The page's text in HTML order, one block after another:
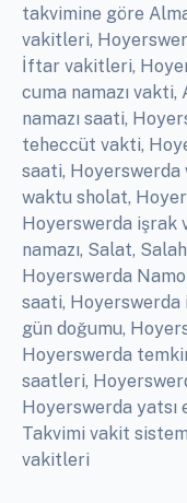
takvimine göre
vakitleri,
İftar vakitleri,
cuma namazı
namazı saati,
teheccüt vakti,
saati,
waktu sholat,
Hoyerswerda işrak
namazı, Salat,
Hoyerswerda
saati, Hoyerswerda
gün doğumu,
Hoyerswerda
saatleri,
Hoyerswerda yatsı
Takvimi vakit
vakitleri